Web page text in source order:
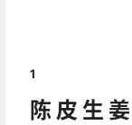
1
陈皮生